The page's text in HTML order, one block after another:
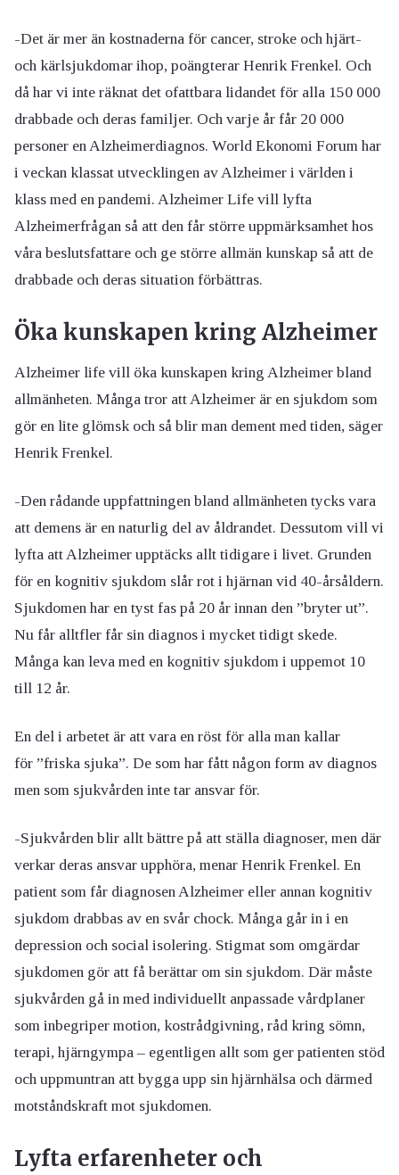
-Det är mer än kostnaderna för cancer, stroke och hjärt-
och kärlsjukdomar ihop, poängterar Henrik Frenkel. Och
då har vi inte räknat det ofattbara lidandet för alla 150 000
drabbade och deras familjer. Och varje år får 20 000
personer en Alzheimerdiagnos. World Ekonomi Forum har
i veckan klassat utvecklingen av Alzheimer i världen i
klass med en pandemi. Alzheimer Life vill lyfta
Alzheimerfrågan så att den får större uppmärksamhet hos
våra beslutsfattare och ge större allmän kunskap så att de
drabbade och deras situation förbättras.
Öka kunskapen kring Alzheimer
Alzheimer life vill öka kunskapen kring Alzheimer bland
allmänheten. Många tror att Alzheimer är en sjukdom som
gör en lite glömsk och så blir man dement med tiden, säger
Henrik Frenkel.
-Den rådande uppfattningen bland allmänheten tycks vara
att demens är en naturlig del av åldrandet. Dessutom vill vi
lyfta att Alzheimer upptäcks allt tidigare i livet. Grunden
för en kognitiv sjukdom slår rot i hjärnan vid 40-årsåldern.
Sjukdomen har en tyst fas på 20 år innan den ”bryter ut”.
Nu får alltfler får sin diagnos i mycket tidigt skede.
Många kan leva med en kognitiv sjukdom i uppemot 10
till 12 år.
En del i arbetet är att vara en röst för alla man kallar
för ”friska sjuka”. De som har fått någon form av diagnos
men som sjukvården inte tar ansvar för.
-Sjukvården blir allt bättre på att ställa diagnoser, men där
verkar deras ansvar upphöra, menar Henrik Frenkel. En
patient som får diagnosen Alzheimer eller annan kognitiv
sjukdom drabbas av en svår chock. Många går in i en
depression och social isolering. Stigmat som omgärdar
sjukdomen gör att få berättar om sin sjukdom. Där måste
sjukvården gå in med individuellt anpassade vårdplaner
som inbegriper motion, kostrådgivning, råd kring sömn,
terapi, hjärngympa – egentligen allt som ger patienten stöd
och uppmuntran att bygga upp sin hjärnhälsa och därmed
motståndskraft mot sjukdomen.
Lyfta erfarenheter och